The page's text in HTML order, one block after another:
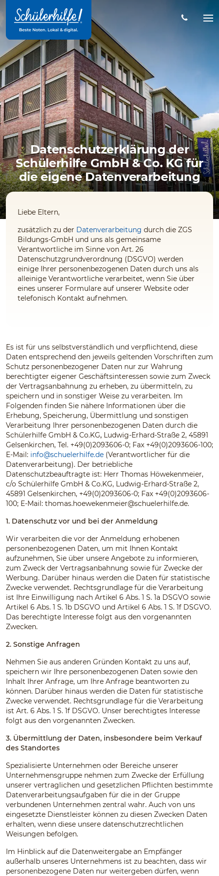
Hauptinhalt
Datenschutzerklärung der
Schülerhilfe GmbH & Co. KG für
die eigene Datenverarbeitung
Liebe Eltern,
zusätzlich zu der Datenverarbeitung durch die ZGS
Bildungs-GmbH und uns als gemeinsame
Verantwortliche im Sinne von Art. 26
Datenschutzgrundverordnung (DSGVO) werden
einige Ihrer personenbezogenen Daten durch uns als
alleinige Verantwortliche verarbeitet, wenn Sie über
eines unserer Formulare auf unserer Website oder
telefonisch Kontakt aufnehmen.
Es ist für uns selbstverständlich und verpflichtend, diese
Daten entsprechend den jeweils geltenden Vorschriften zum
Schutz personenbezogener Daten nur zur Wahrung
berechtigter eigener Geschäftsinteressen sowie zum Zweck
der Vertragsanbahnung zu erheben, zu übermitteln, zu
speichern und in sonstiger Weise zu verarbeiten. Im
Folgenden finden Sie nähere Informationen über die
Erhebung, Speicherung, Übermittlung und sonstigen
Verarbeitung Ihrer personenbezogenen Daten durch die
Schülerhilfe GmbH & Co.KG, Ludwig-Erhard-Straße 2, 45891
Gelsenkirchen, Tel. +49(0)2093606-0; Fax +49(0)2093606-100;
E-Mail: info@schuelerhilfe.de (Verantwortlicher für die
Datenverarbeitung). Der betriebliche
Datenschutzbeauftragte ist: Herr Thomas Höwekenmeier,
c/o Schülerhilfe GmbH & Co.KG, Ludwig-Erhard-Straße 2,
45891 Gelsenkirchen, +49(0)2093606-0; Fax +49(0)2093606-
100; E-Mail: thomas.hoewekenmeier@schuelerhilfe.de.
1. Datenschutz vor und bei der Anmeldung
Wir verarbeiten die vor der Anmeldung erhobenen
personenbezogenen Daten, um mit Ihnen Kontakt
aufzunehmen, Sie über unsere Angebote zu informieren,
zum Zweck der Vertragsanbahnung sowie für Zwecke der
Werbung. Darüber hinaus werden die Daten für statistische
Zwecke verwendet. Rechtsgrundlage für die Verarbeitung
ist Ihre Einwilligung nach Artikel 6 Abs. 1 S. 1a DSGVO sowie
Artikel 6 Abs. 1 S. 1b DSGVO und Artikel 6 Abs. 1 S. 1f DSGVO.
Das berechtigte Interesse folgt aus den vorgenannten
Zwecken.
2. Sonstige Anfragen
Nehmen Sie aus anderen Gründen Kontakt zu uns auf,
speichern wir Ihre personenbezogenen Daten sowie den
Inhalt Ihrer Anfrage, um Ihre Anfrage beantworten zu
können. Darüber hinaus werden die Daten für statistische
Zwecke verwendet. Rechtsgrundlage für die Verarbeitung
ist Art. 6 Abs. 1 S. 1f DSGVO. Unser berechtigtes Interesse
folgt aus den vorgenannten Zwecken.
3. Übermittlung der Daten, insbesondere beim Verkauf
des Standortes
Spezialisierte Unternehmen oder Bereiche unserer
Unternehmensgruppe nehmen zum Zwecke der Erfüllung
unserer vertraglichen und gesetzlichen Pflichten bestimmte
Datenverarbeitungsaufgaben für die in der Gruppe
verbundenen Unternehmen zentral wahr. Auch von uns
eingesetzte Dienstleister können zu diesen Zwecken Daten
erhalten, wenn diese unsere datenschutzrechtlichen
Weisungen befolgen.
Im Hinblick auf die Datenweitergabe an Empfänger
außerhalb unseres Unternehmens ist zu beachten, dass wir
personenbezogene Daten nur weitergeben dürfen, wenn